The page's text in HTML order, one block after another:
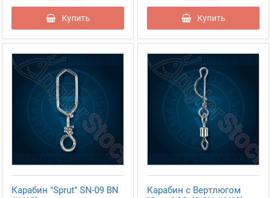
Купить Купить
Карабин "Sprut" SN-09 BN
Карабин с Вертлюгом